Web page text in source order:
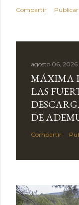
Compartir
agosto 06, 2026
MÁXIMA
LAS
DE
Compartir